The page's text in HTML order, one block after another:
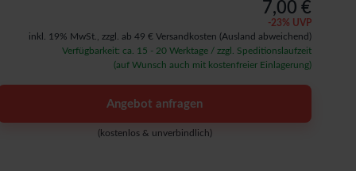
7,00 €
-23% UVP
inkl. 19% MwSt., zzgl. ab 49 € Versandkosten (Ausland abweichend)
Verfügbarkeit: ca. 15 - 20 Werktage / zzgl. Speditionslaufzeit
(auf Wunsch auch mit kostenfreier Einlagerung)
Angebot anfragen
(kostenlos & unverbindlich)